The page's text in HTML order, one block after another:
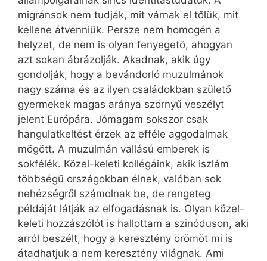
migránsok nem tudják, mit várnak el tőlük, mit
kellene átvenniük. Persze nem homogén a
helyzet, de nem is olyan fenyegető, ahogyan
azt sokan ábrázolják. Akadnak, akik úgy
gondolják, hogy a bevándorló muzulmánok
nagy száma és az ilyen családokban születő
gyermekek magas aránya szörnyű veszélyt
jelent Európára. Jómagam sokszor csak
hangulatkeltést érzek az efféle aggodalmak
mögött. A muzulmán vallású emberek is
sokfélék. Közel-keleti kollégáink, akik iszlám
többségű országokban élnek, valóban sok
nehézségről számolnak be, de rengeteg
példáját látják az elfogadásnak is. Olyan közel-
keleti hozzászólót is hallottam a szinóduson, aki
arról beszélt, hogy a keresztény örömöt mi is
átadhatjuk a nem keresztény világnak. Ami